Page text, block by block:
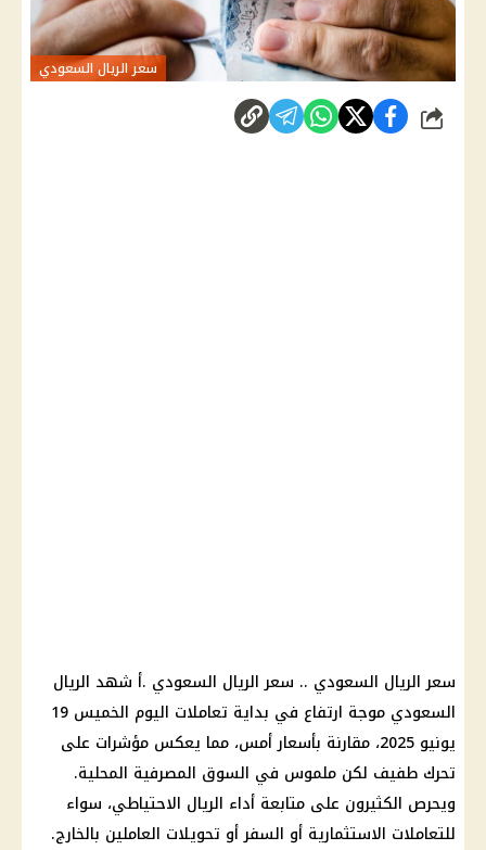
سعر الريال السعودي
شارك
سعر الريال السعودي .. سعر الريال السعودي .أ شهد الريال
السعودي موجة ارتفاع في بداية تعاملات اليوم الخميس 19
يونيو 2025، مقارنة بأسعار أمس، مما يعكس مؤشرات على
تحرك طفيف لكن ملموس في السوق المصرفية المحلية.
ويحرص الكثيرون على متابعة أداء الريال الاحتياطي، سواء
للتعاملات الاستثمارية أو السفر أو تحويلات العاملين بالخارج.